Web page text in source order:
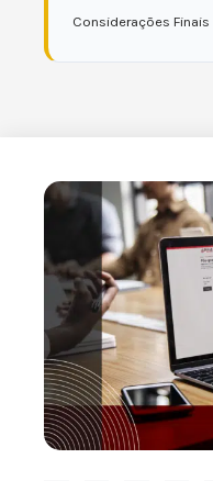
Considerações Finais